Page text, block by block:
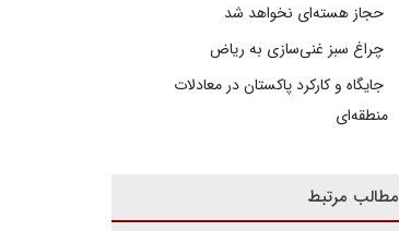
حجاز هسته‌ای نخواهد شد
چراغ سبز غنی‌سازی به ریاض
جایگاه و کارکرد پاکستان در معادلات
منطقه‌ای
مطالب مرتبط